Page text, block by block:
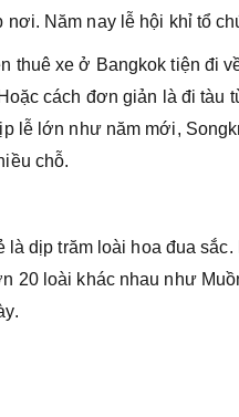
nơi. Năm nay lễ hội khỉ tổ
thuê xe ở Bangkok tiện đi
cách đơn giản là đi tàu
lễ lớn như năm mới,
chỗ.
là dịp trăm loài hoa đua
20 loài khác nhau như